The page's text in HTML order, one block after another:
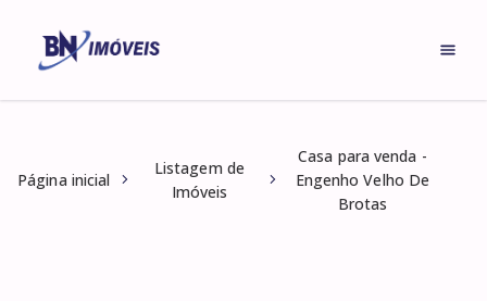
Página inicial
Listagem de
Imóveis
Casa para venda -
Engenho Velho De
Brotas